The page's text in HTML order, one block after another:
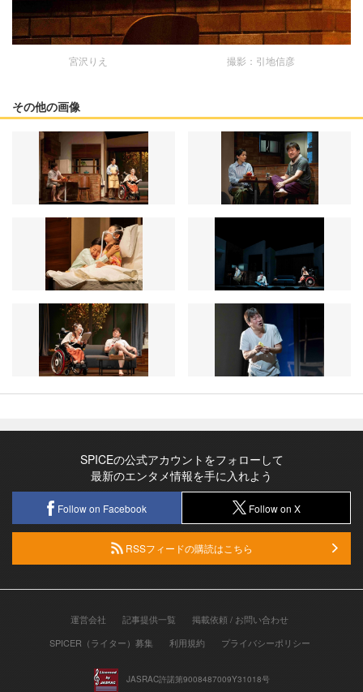
宮沢りえ 撮影：引地信彦
その他の画像
SPICEの公式アカウントをフォローして
最新のエンタメ情報を手に入れよう
Follow on Facebook Follow on X
RSSフィードの購読はこちら
運営会社 記事提供一覧
掲載依頼 / お問い合わせ
SPICER（ライター）募集
利用規約 プライバシーポリシー
JASRAC許諾第9008487009Y31018号